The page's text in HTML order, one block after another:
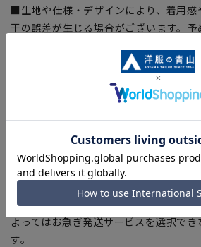
■生地や仕様・デザインにより、着用感
干の誤差が生じる場合がございます。予
部、商品現物におすすめサイズ(ヌード
■ブラウザやお使いのモニター環境、ま
■店舗や各モールサイトと商品在庫を共
上、ご注文いただいたタイミングにより
を完了できない場合がございます。予め
■お急ぎ発送のご注文につきましても
よってはお急ぎ発送サービスを選択で
す。